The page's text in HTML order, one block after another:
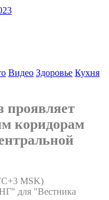
Видео Здоровье Кухня
проявляет
коридорам
MSK)
для "Вестника